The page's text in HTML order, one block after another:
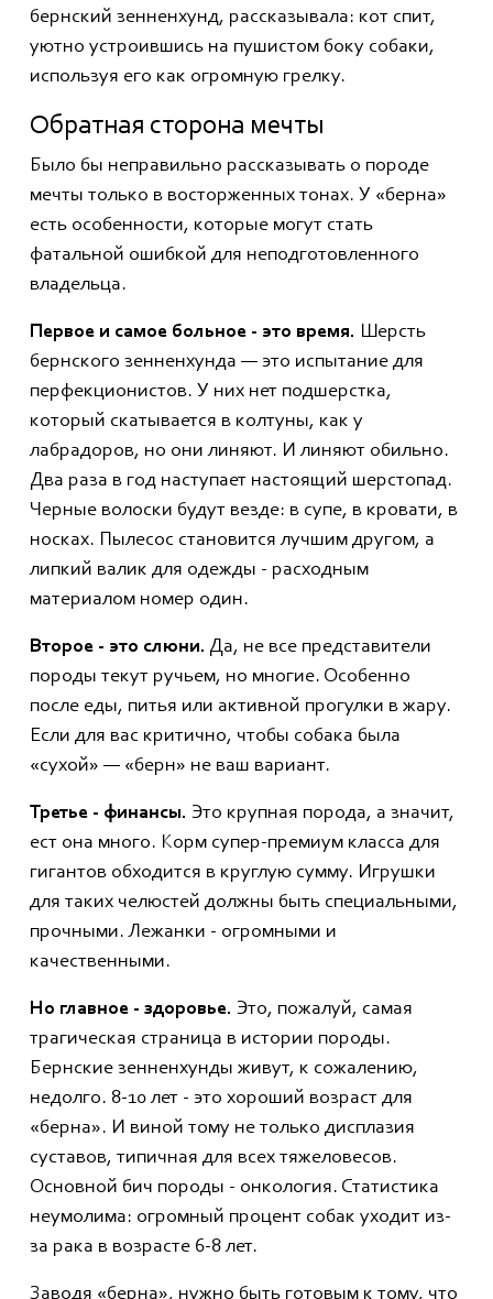
бернский зенненхунд, рассказывала: кот спит,
уютно устроившись на пушистом боку собаки,
используя его как огромную грелку.
Обратная сторона мечты
Было бы неправильно рассказывать о породе
мечты только в восторженных тонах. У «берна»
есть особенности, которые могут стать
фатальной ошибкой для неподготовленного
владельца.
Первое и самое больное - это время. Шерсть
бернского зенненхунда — это испытание для
перфекционистов. У них нет подшерстка,
который скатывается в колтуны, как у
лабрадоров, но они линяют. И линяют обильно.
Два раза в год наступает настоящий шерстопад.
Черные волоски будут везде: в супе, в кровати, в
носках. Пылесос становится лучшим другом, а
липкий валик для одежды - расходным
материалом номер один.
Второе - это слюни. Да, не все представители
породы текут ручьем, но многие. Особенно
после еды, питья или активной прогулки в жару.
Если для вас критично, чтобы собака была
«сухой» — «берн» не ваш вариант.
Третье - финансы. Это крупная порода, а значит,
ест она много. Корм супер-премиум класса для
гигантов обходится в круглую сумму. Игрушки
для таких челюстей должны быть специальными,
прочными. Лежанки - огромными и
качественными.
Но главное - здоровье. Это, пожалуй, самая
трагическая страница в истории породы.
Бернские зенненхунды живут, к сожалению,
недолго. 8-10 лет - это хороший возраст для
«берна». И виной тому не только дисплазия
суставов, типичная для всех тяжеловесов.
Основной бич породы - онкология. Статистика
неумолима: огромный процент собак уходит из-
за рака в возрасте 6-8 лет.
Заводя «берна», нужно быть готовым к тому, что